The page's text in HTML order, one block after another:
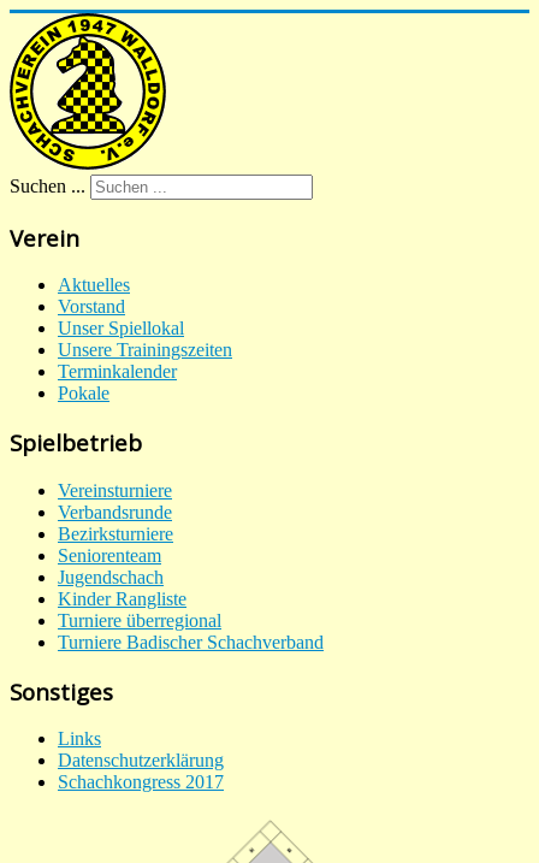
Suchen ...
Verein
Aktuelles
Vorstand
Unser Spiellokal
Unsere Trainingszeiten
Terminkalender
Pokale
Spielbetrieb
Vereinsturniere
Verbandsrunde
Bezirksturniere
Seniorenteam
Jugendschach
Kinder Rangliste
Turniere überregional
Turniere Badischer Schachverband
Sonstiges
Links
Datenschutzerklärung
Schachkongress 2017